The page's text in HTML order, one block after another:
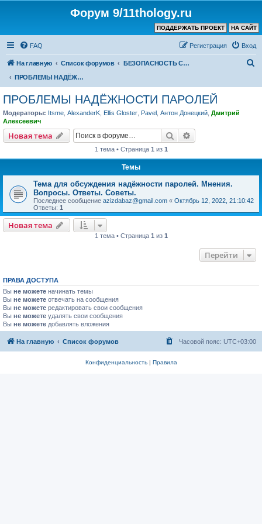
Форум 9/11thology.ru
НА САЙТ
ПОДДЕРЖАТЬ ПРОЕКТ
FAQ Вход
Регистрация
На главную Список форумов
БЕЗОПАСНОСТЬ СВЯЗИ и КОМПЬЮТЕРОВ – ПОЛЕЗНЫЕ СОВЕТЫ, ПРОГРАММЫ
ПРОБЛЕМЫ НАДЁЖНОСТИ ПАРОЛЕЙ
ПРОБЛЕМЫ НАДЁЖНОСТИ ПАРОЛЕЙ
Модераторы: Itsme AlexanderK Ellis Gloster Pavel Антон Донецкий Дмитрий
Алексеевич
Новая тема Поиск
1 тема • Страница 1 из 1
Темы
Тема для обсуждения надёжности паролей. Мнения.
Вопросы. Ответы. Советы.
Последнее сообщение azizdabaz@gmail.com « Октябрь 12, 2022, 21:10:42
Ответы: 1
Новая тема
1 тема • Страница 1 из 1
Перейти
ПРАВА ДОСТУПА
Вы не можете начинать темы
Вы не можете отвечать на сообщения
Вы не можете редактировать свои сообщения
Вы не можете удалять свои сообщения
Вы не можете добавлять вложения
На главную Список форумов Часовой пояс: UTC+03:00
Конфиденциальность| Правила